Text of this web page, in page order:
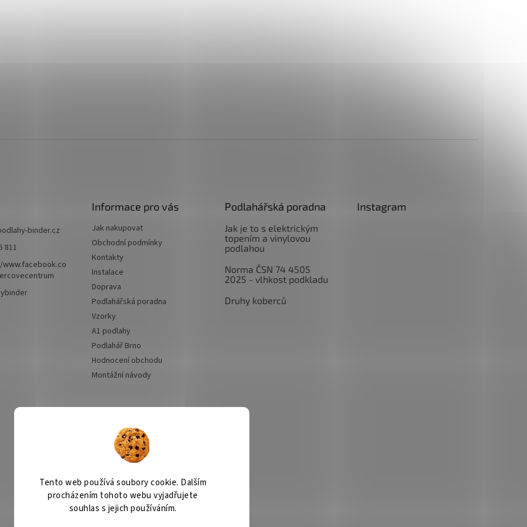
Tento web používá soubory cookie. Dalším
procházením tohoto webu vyjadřujete
souhlas s jejich používáním.
binder.cz
811
Informace pro vás
Jak nakupovat
Obchodní podmínky
Kontakty
Instalace
Doprava
Podlahářská poradna
Vzorky
A1 podlahy
Podlahář Brno
Hodnocení obchodu
Montážní návody
Podlahářská poradna
Jak je to s elektrickým
topením a vinylovou
podlahou
Norma ČSN 74 4505
2025 - vlhkost podkladu
Druhy koberců
Instagram
platby
Kobercové centrum Čištění koberců